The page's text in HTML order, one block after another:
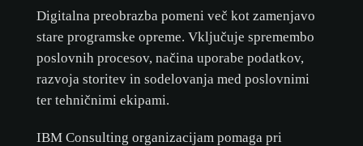
Digitalna preobrazba pomeni več kot zamenjavo
stare programske opreme. Vključuje spremembo
poslovnih procesov, načina uporabe podatkov,
razvoja storitev in sodelovanja med poslovnimi
ter tehničnimi ekipami.
IBM Consulting organizacijam pomaga pri